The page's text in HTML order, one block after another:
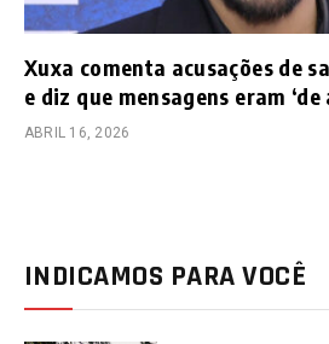
Xuxa comenta acusações de
e diz que mensagens eram ‘de
ABRIL 16, 2026
INDICAMOS PARA VOCÊ